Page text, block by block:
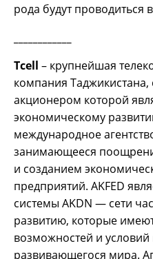
рода будут проводиться
Tcell – крупнейшая
компания
акционером которой
экономическому
международное
занимающееся
и созданием
предприятий. AKFED
системы AKDN — сети
развитию, которые
возможностей и
развивающегося мира.